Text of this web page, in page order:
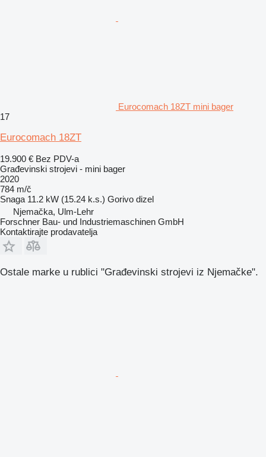
Eurocomach 18ZT mini bager
17
Eurocomach 18ZT
19.900 € Bez PDV-a
Građevinski strojevi - mini bager
2020
784 m/č
Snaga 11.2 kW (15.24 k.s.) Gorivo dizel
Njemačka, Ulm-Lehr
Forschner Bau- und Industriemaschinen GmbH
Kontaktirajte prodavatelja
Ostale marke u rublici "Građevinski strojevi iz Njemačke".